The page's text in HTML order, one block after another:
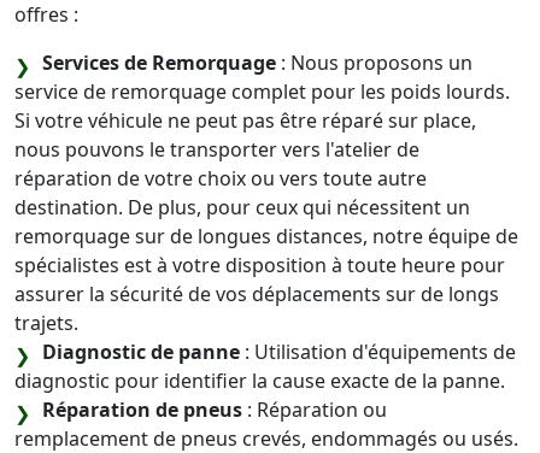
offres :
Services de Remorquage : Nous proposons un
service de remorquage complet pour les poids lourds.
Si votre véhicule ne peut pas être réparé sur place,
nous pouvons le transporter vers l'atelier de
réparation de votre choix ou vers toute autre
destination. De plus, pour ceux qui nécessitent un
remorquage sur de longues distances, notre équipe de
spécialistes est à votre disposition à toute heure pour
assurer la sécurité de vos déplacements sur de longs
trajets.
Diagnostic de panne : Utilisation d'équipements de
diagnostic pour identifier la cause exacte de la panne.
Réparation de pneus : Réparation ou
remplacement de pneus crevés, endommagés ou usés.